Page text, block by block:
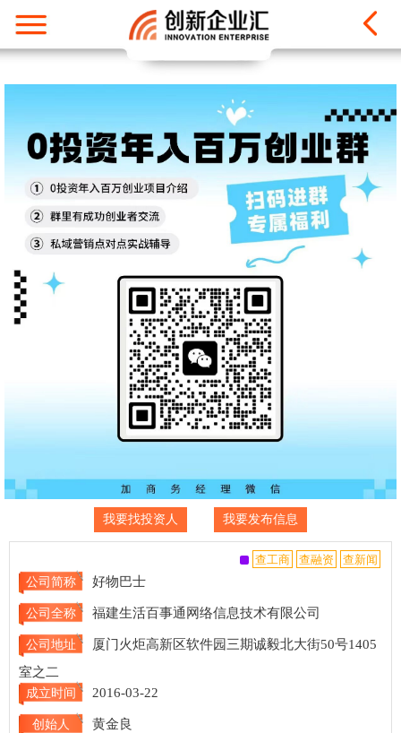
我要找投资人 我要发布信息
公司简称 好物巴士
公司全称 福建生活百事通网络信息技术有限公司
公司地址
厦门火炬高新区软件园三期诚毅北大街50号1405
室之二
成立时间 2016-03-22
创始人 黄金良